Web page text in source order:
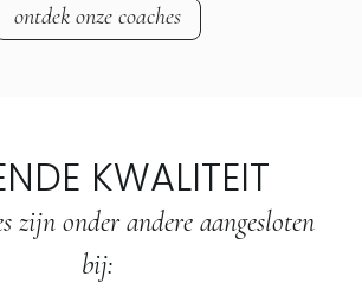
ontdek onze coaches
KWALITEIT
zijn onder andere aangesloten
bij: